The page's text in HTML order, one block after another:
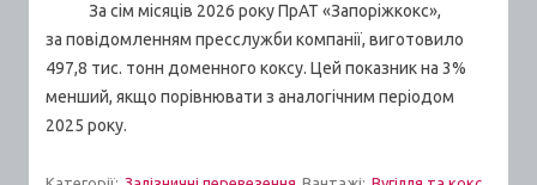
За сім місяців 2026 року ПрАТ «Запоріжкокс»,
за повідомленням пресслужби компанії, виготовило
497,8 тис. тонн доменного коксу. Цей показник на 3%
менший, якщо порівнювати з аналогічним періодом
2025 року.